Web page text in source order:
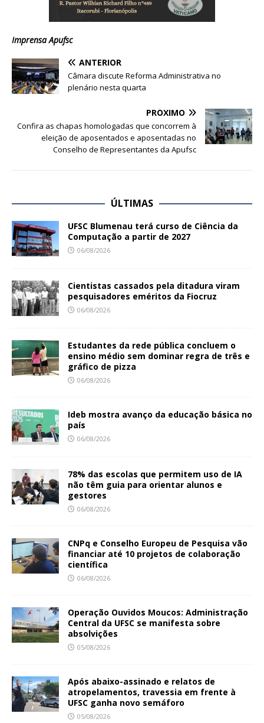
Imprensa Apufsc
ANTERIOR
Câmara discute Reforma Administrativa no
plenário nesta quarta
PRÓXIMO
Confira as chapas homologadas que concorrem à
eleição de aposentados e aposentadas no
Conselho de Representantes da Apufsc
ÚLTIMAS
UFSC Blumenau terá curso de Ciência da
Computação a partir de 2027
06/08/2026
Cientistas cassados pela ditadura viram
pesquisadores eméritos da Fiocruz
06/08/2026
Estudantes da rede pública concluem o
ensino médio sem dominar regra de três e
gráfico de pizza
06/08/2026
Ideb mostra avanço da educação básica no
país
06/08/2026
78% das escolas que permitem uso de IA
não têm guia para orientar alunos e
gestores
06/08/2026
CNPq e Conselho Europeu de Pesquisa vão
financiar até 10 projetos de colaboração
científica
06/08/2026
Operação Ouvidos Moucos: Administração
Central da UFSC se manifesta sobre
absolvições
05/08/2026
Após abaixo-assinado e relatos de
atropelamentos, travessia em frente à
UFSC ganha novo semáforo
05/08/2026